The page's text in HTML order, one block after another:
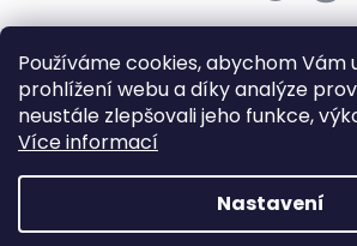
Používáme cookies, abychom Vám
prohlížení webu a díky analýze
neustále zlepšovali jeho funkce,
Více informací
Nastavení
Vytvořil Shoptet
Copyright 2026DobraVina.cz. Všechna
Upravit nastavení
Grafický návrh vytvořil a nakódoval